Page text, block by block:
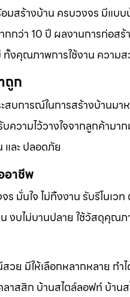
สร้างบ้าน ครบวงจร มีแบ
ว่า 10 ปี ผลงานการก่อส
คุณภาพการใช้งาน ความส
ถูก
สบการณ์ในการสร้างบ้าน
วามไว้วางใจจากลูกค้ามาก
และ ปลอดภัย
อาชีพ
นใจ ไม่ทิ้งงาน รับรีโนเว
งบไม่บานปลาย ใช้วัสดุคุณ
ย มีให้เลือกหลากหลาย ท
ลาสสิก บ้านสไตล์ลอฟท์ บ้า